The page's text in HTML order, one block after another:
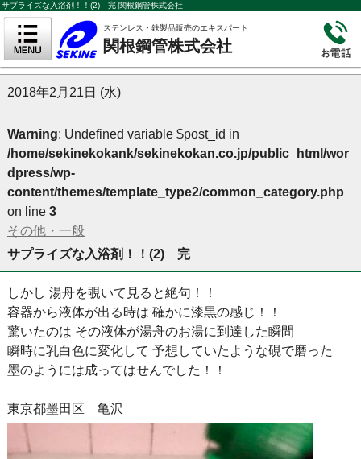
サプライズな入浴剤！！(2) 完-関根鋼管株式会社
ステンレス・鉄製品販売のエキスパート
関根鋼管株式会社
2018年2月21日 (水)
Warning: Undefined variable $post_id in
/home/sekinekokank/sekinekokan.co.jp/public_html/wor
dpress/wp-
content/themes/template_type2/common_category.php
on line 3
その他・一般
サプライズな入浴剤！！(2) 完
しかし 湯舟を覗いて見ると絶句！！
容器から液体が出る時は 確かに漆黒の感じ！！
驚いたのは その液体が湯舟のお湯に到達した瞬間
瞬時に乳白色に変化して 予想していたような硯で磨った
墨のようには成ってはせんでした！！
東京都墨田区 亀沢